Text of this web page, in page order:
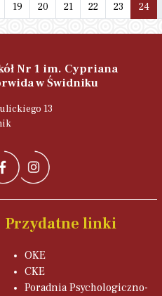
Strona 24 z 24
19 20 21 22 23 24
Nr 1 im. Cypriana
w Świdniku
13
Przydatne linki
OKE
CKE
Poradnia Psychologiczno-